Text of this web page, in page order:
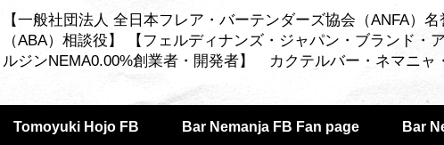
【一般社団法人 全日本フレア・バーテンダーズ協会（ANFA）
（ABA）相談役】 【フェルディナンズ・ジャパン・ブランド
ルジンNEMA0.00%創業者・開発者】 カクテルバー・ネマニャ
Tomoyuki Hojo FB Bar Nemanja FB Fan page Bar